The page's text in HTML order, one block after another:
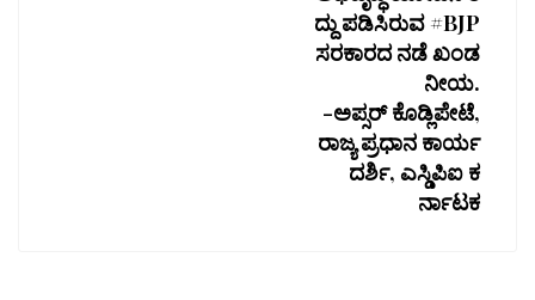
ದ್ದು ಪಡಿಸಿರುವ #BJP
ಸರಕಾರದ ನಡೆ ಖಂಡ
ನೀಯ.
-ಅಪ್ಸರ್ ಕೊಡ್ಲಿಪೇಟೆ,
ರಾಜ್ಯ ಪ್ರಧಾನ ಕಾರ್ಯ
ದರ್ಶಿ, ಎಸ್ಡಿಪಿಐ ಕ
ರ್ನಾಟಕ